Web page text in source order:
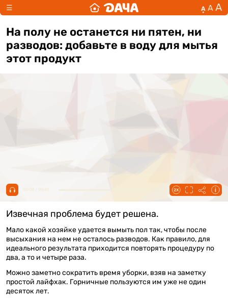
☰ А А А
На полу не останется ни пятен, ни
разводов: добавьте в воду для мытья
этот продукт
00:00 / 00:41
Извечная проблема будет решена.
Мало какой хозяйке удается вымыть пол так, чтобы после
высыхания на нем не осталось разводов. Как правило, для
идеального результата приходится повторять процедуру по
два, а то и четыре раза.
Можно заметно сократить время уборки, взяв на заметку
простой лайфхак. Горничные пользуются им уже не один
десяток лет.